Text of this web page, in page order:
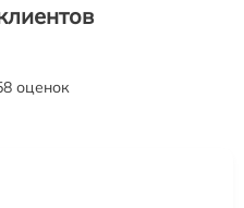
оценок